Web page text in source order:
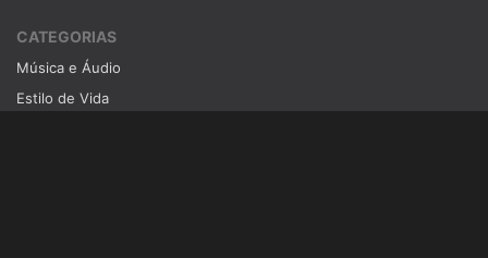
CATEGORIAS
Música e Áudio
Estilo de Vida